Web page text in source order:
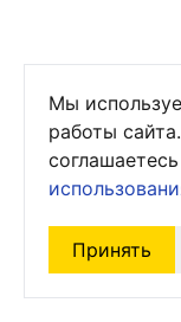
Мы
работы
Принять